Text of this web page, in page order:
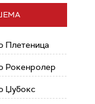
Плетеница
Рокенролер
Џубокс